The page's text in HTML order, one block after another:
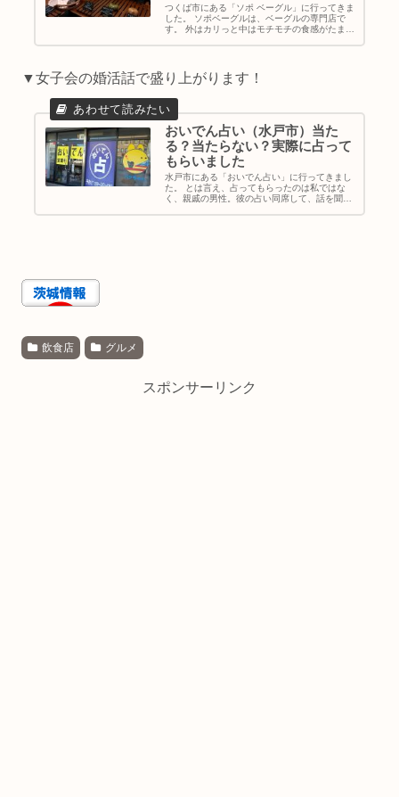
つくば市にある「ソポ ベーグル」に行ってきま
した。 ソポベーグルは、ベーグルの専門店で
す。 外はカリっと中はモチモチの食感がたまら
▼女子会の婚活話で盛り上がります！
おいでん占い（水戸市）当た
る？当たらない？実際に占って
もらいました
水戸市にある「おいでん占い」に行ってきまし
た。 とは言え、占ってもらったのは私ではな
く、親戚の男性。彼の占い同席して、話を聞か
飲食店 グルメ
スポンサーリンク